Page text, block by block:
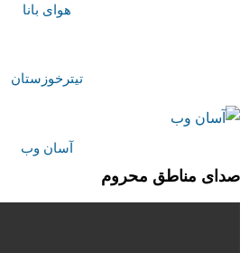
هوای بانا
تیترخوزستان
آسان وب
صدای مناطق محروم